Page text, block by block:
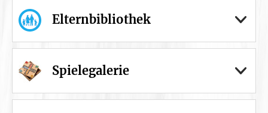
Elternbibliothek
Spielegalerie